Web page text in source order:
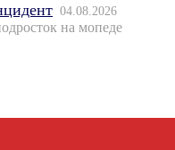
04.08.2026
на мопеде